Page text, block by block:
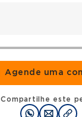
Agende uma
Compartilhe este